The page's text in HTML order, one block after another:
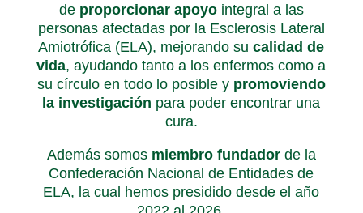
de proporcionar apoyointegral a las
personas afectadas por la Esclerosis Lateral
Amiotrófica (ELA), mejorando sucalidad de
vida, ayudando tanto a los enfermos como a
su círculo en todo lo posible y promoviendo
la investigación para poder encontrar una
cura.
Además somosmiembro fundadorde la
Confederación Nacional de Entidades de
ELA, la cual hemos presidido desde el año